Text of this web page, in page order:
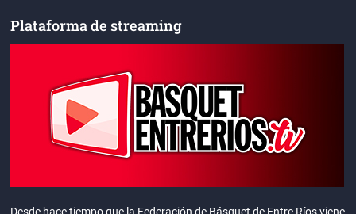
Plataforma de streaming
Desde hace tiempo que la Federación de Básquet de Entre Ríos viene